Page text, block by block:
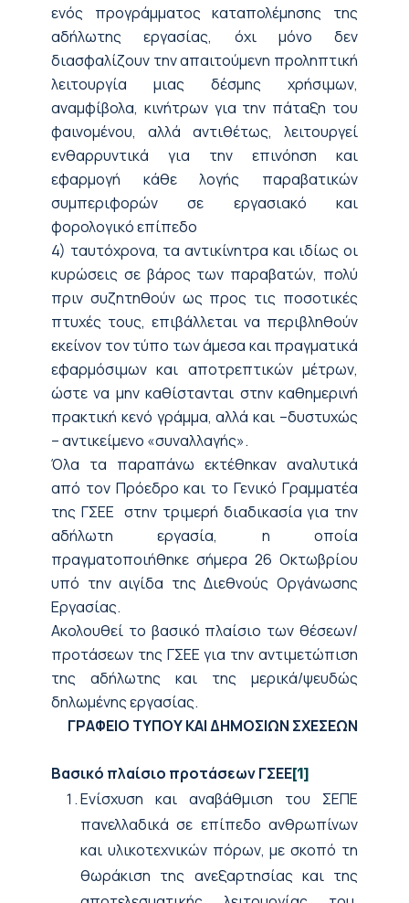
ενός προγράμματος καταπολέμησης της
αδήλωτης εργασίας, όχι μόνο δεν
διασφαλίζουν την απαιτούμενη προληπτική
λειτουργία μιας δέσμης χρήσιμων,
αναμφίβολα, κινήτρων για την πάταξη του
φαινομένου, αλλά αντιθέτως, λειτουργεί
ενθαρρυντικά για την επινόηση και
εφαρμογή κάθε λογής παραβατικών
συμπεριφορών σε εργασιακό και
φορολογικό επίπεδο
4) ταυτόχρονα, τα αντικίνητρα και ιδίως οι
κυρώσεις σε βάρος των παραβατών, πολύ
πριν συζητηθούν ως προς τις ποσοτικές
πτυχές τους, επιβάλλεται να περιβληθούν
εκείνον τον τύπο των άμεσα και πραγματικά
εφαρμόσιμων και αποτρεπτικών μέτρων,
ώστε να μην καθίστανται στην καθημερινή
πρακτική κενό γράμμα, αλλά και –δυστυχώς
– αντικείμενο «συναλλαγής».
Όλα τα παραπάνω εκτέθηκαν αναλυτικά
από τον Πρόεδρο και το Γενικό Γραμματέα
της ΓΣΕΕ στην τριμερή διαδικασία για την
αδήλωτη εργασία, η οποία
πραγματοποιήθηκε σήμερα 26 Οκτωβρίου
υπό την αιγίδα της Διεθνούς Οργάνωσης
Εργασίας.
Ακολουθεί το βασικό πλαίσιο των θέσεων/
προτάσεων της ΓΣΕΕ για την αντιμετώπιση
της αδήλωτης και της μερικά/ψευδώς
δηλωμένης εργασίας.
ΓΡΑΦΕΙΟ ΤΥΠΟΥ ΚΑΙ ΔΗΜΟΣΙΩΝ ΣΧΕΣΕΩΝ
Βασικό πλαίσιο προτάσεων ΓΣΕΕ[1]
Ενίσχυση και αναβάθμιση του ΣΕΠΕ
πανελλαδικά σε επίπεδο ανθρωπίνων
και υλικοτεχνικών πόρων, με σκοπό τη
θωράκιση της ανεξαρτησίας και της